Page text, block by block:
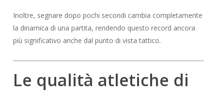
Inoltre, segnare dopo pochi secondi cambia completamente
la dinamica di una partita, rendendo questo record ancora
più significativo anche dal punto di vista tattico.
Le qualità atletiche di